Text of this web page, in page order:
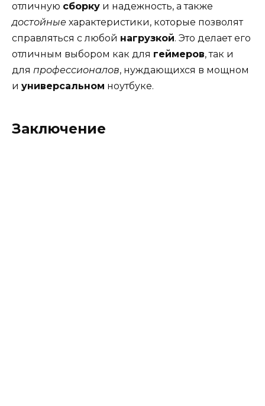
отличную сборку и надежность, а также
достойные характеристики, которые позволят
справляться с любой нагрузкой. Это делает его
отличным выбором как для геймеров, так и
для профессионалов, нуждающихся в мощном
и универсальном ноутбуке.
Заключение